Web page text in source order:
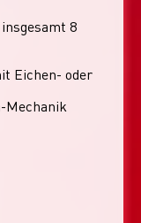
8
Eichen- oder
Mechanik